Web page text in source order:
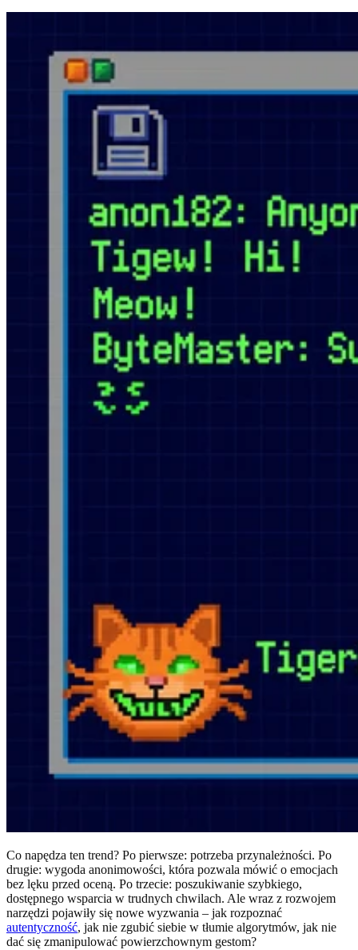
Co napędza ten trend? Po pierwsze: potrzeba przynależności. Po
drugie: wygoda anonimowości, która pozwala mówić o emocjach
bez lęku przed oceną. Po trzecie: poszukiwanie szybkiego,
dostępnego wsparcia w trudnych chwilach. Ale wraz z rozwojem
narzędzi pojawiły się nowe wyzwania – jak rozpoznać
autentyczność, jak nie zgubić siebie w tłumie algorytmów, jak nie
dać się zmanipulować powierzchownym gestom?